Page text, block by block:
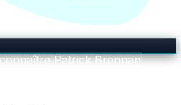
Patrick Brennan